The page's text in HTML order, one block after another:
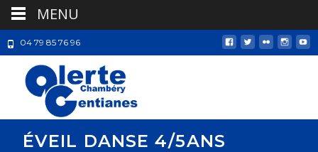
04 79 85 76 96
ÉVEIL DANSE 4/5ANS
MENU